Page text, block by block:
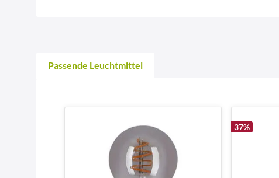
Passende Leuchtmittel
37%